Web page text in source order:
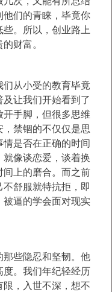
他们的青睐，毕竟你
。所以，创业路上
财富。
们从小受的教育毕竟
让我们开始看到了
开手脚，但很多思维
禁锢的不仅仅是思
是否在正确的时间
像谈恋爱，谈着换
间上的磨合。而之前
舒服就特抗拒，即
被逼的学会面对现实
那些隐忍和坚韧。他
度。我们年纪轻经历
，入世不深，想不